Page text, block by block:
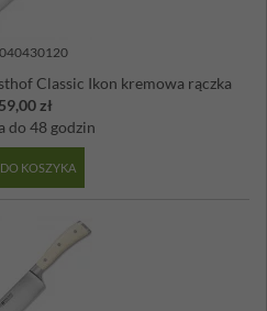
Classic Ikon kremowa rączka
zł
do 48 godzin
DO KOSZYKA